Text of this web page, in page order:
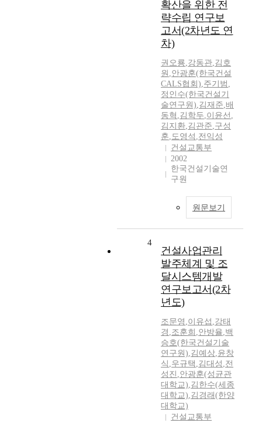
확산을 위한 전
략수립 연구보
고서(2차년도 연
차)
권오룡,강동관,김호
원 ,안광훈(한국건설
CALS협회),주기범 ,
정인수(한국건설기
술연구원),김재준,배
동혁 ,김학두,이윤선 ,
김지환,김관준,구성
훈,도영석 ,전익성
건설교통부
2002
한국건설기술연
구원
원문보기
4
건설사업관리
발주체계 및 조
달시스템개발
연구보고서(2차
년도)
조문영 ,이유섭 ,강태
경 ,조훈희 ,안방율,백
승호(한국건설기술
연구원),김예상,윤창
식 ,우규택 ,김대성 ,전
성진 ,안광훈(성균관
대학교),김한수(세종
대학교),김경래(한양
대학교)
건설교통부